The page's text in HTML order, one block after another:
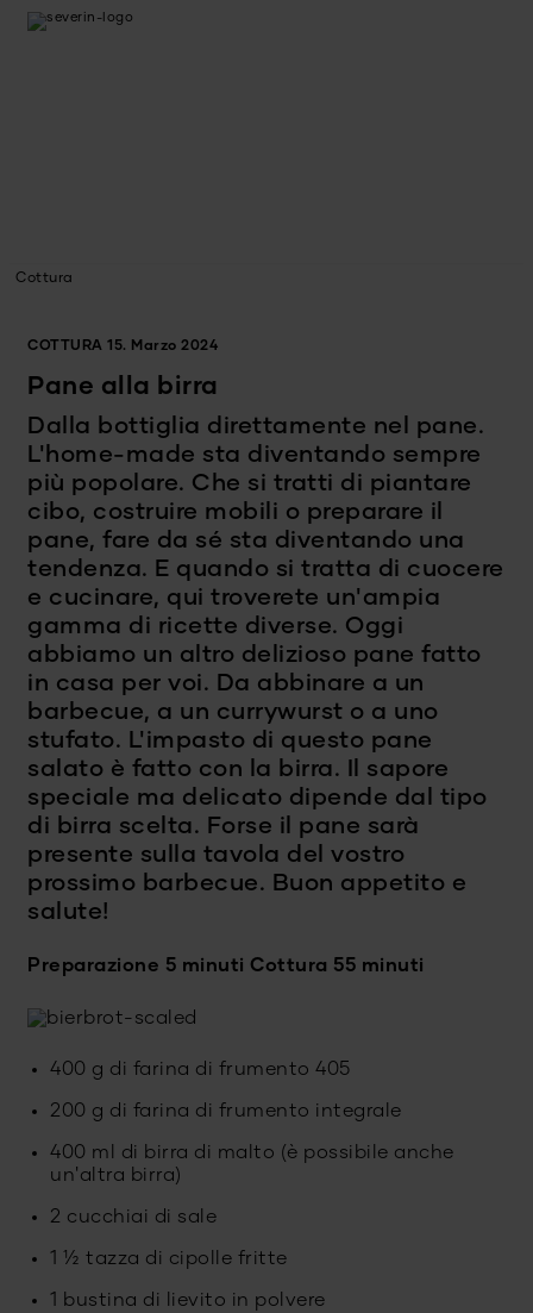
Cottura
COTTURA 15. Marzo 2024
Pane alla birra
Dalla bottiglia direttamente nel pane.
L'home-made sta diventando sempre
più popolare. Che si tratti di piantare
cibo, costruire mobili o preparare il
pane, fare da sé sta diventando una
tendenza. E quando si tratta di cuocere
e cucinare, qui troverete un'ampia
gamma di ricette diverse. Oggi
abbiamo un altro delizioso pane fatto
in casa per voi. Da abbinare a un
barbecue, a un currywurst o a uno
stufato. L'impasto di questo pane
salato è fatto con la birra. Il sapore
speciale ma delicato dipende dal tipo
di birra scelta. Forse il pane sarà
presente sulla tavola del vostro
prossimo barbecue. Buon appetito e
salute!
Preparazione 5 minuti Cottura 55 minuti
400 g di farina di frumento 405
200 g di farina di frumento integrale
400 ml di birra di malto (è possibile anche
un'altra birra)
2 cucchiai di sale
1 ½ tazza di cipolle fritte
1 bustina di lievito in polvere